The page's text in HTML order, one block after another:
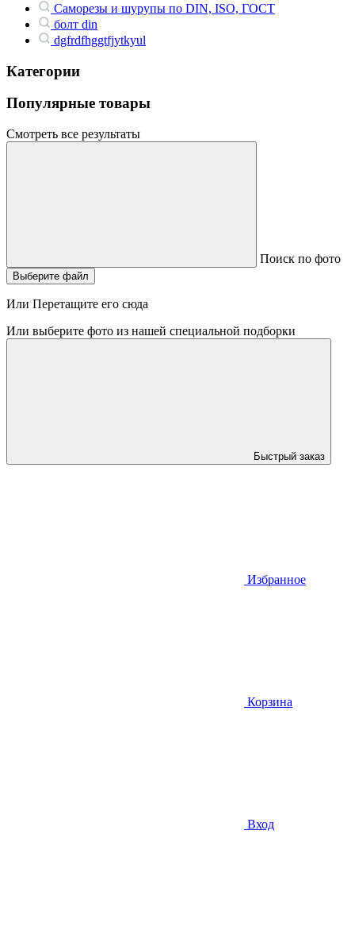
Саморезы и шурупы по DIN, ISO, ГОСТ
болт din
dgfrdfhggtfjytkyul
Категории
Популярные товары
Смотреть все результаты
Поиск по фото
Выберите файл
Или Перетащите его сюда
Или выберите фото из нашей специальной подборки
Быстрый заказ
Избранное
Корзина
Вход